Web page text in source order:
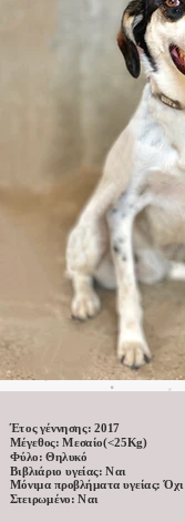
Έτος γέννησης: 2017
Μέγεθος: Μεσαίο(<25Kg)
Φύλο: Θηλυκό
Βιβλιάριο υγείας: Ναι
Μόνιμα προβλήματα υγείας: Όχι
Στειρωμένο: Ναι